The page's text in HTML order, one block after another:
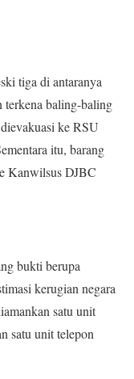
tiga di antaranya
terkena baling-baling
ke RSU
itu, barang
Kanwilsus DJBC
bukti berupa
kerugian negara
satu unit
satu unit telepon